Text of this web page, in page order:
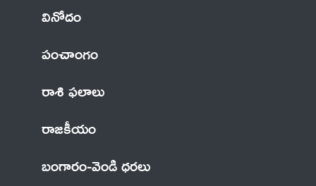
వినోదం
పంచాంగం
రాశి ఫలాలు
రాజకీయం
బంగారం-వెండి ధరలు